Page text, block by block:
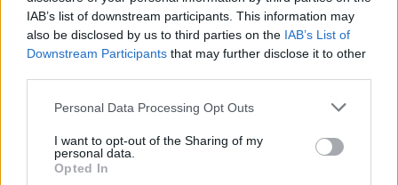
IAB’s list of downstream participants. This information may
also be disclosed by us to third parties on the IAB’s List of
Downstream Participants that may further disclose it to other
Personal Data Processing Opt Outs
I want to opt-out of the Sharing of my
personal data.
Opted In